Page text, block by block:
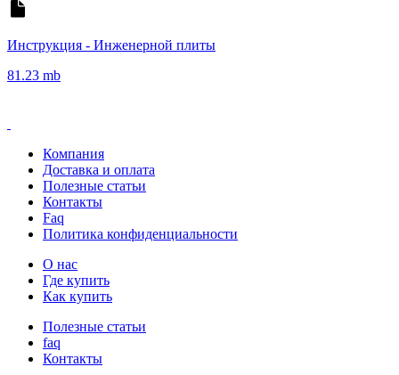
Инструкция - Инженерной плиты
81.23 mb
Компания
Доставка и оплата
Полезные статьи
Контакты
Faq
Политика конфиденциальности
О нас
Где купить
Как купить
Полезные статьи
faq
Контакты